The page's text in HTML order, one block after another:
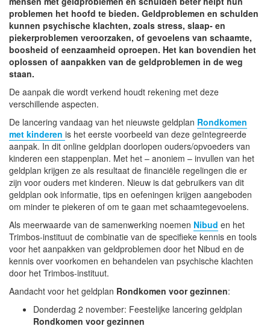
problemen het hoofd te bieden. Geldproblemen en schulden
kunnen psychische klachten, zoals stress, slaap- en
piekerproblemen veroorzaken, of gevoelens van schaamte,
boosheid of eenzaamheid oproepen. Het kan bovendien het
oplossen of aanpakken van de geldproblemen in de weg
staan.
De aanpak die wordt verkend houdt rekening met deze
verschillende aspecten.
De lancering vandaag van het nieuwste geldplan Rondkomen
met kinderen is het eerste voorbeeld van deze geïntegreerde
aanpak. In dit online geldplan doorlopen ouders/opvoeders van
kinderen een stappenplan. Met het – anoniem – invullen van het
geldplan krijgen ze als resultaat de financiële regelingen die er
zijn voor ouders met kinderen. Nieuw is dat gebruikers van dit
geldplan ook informatie, tips en oefeningen krijgen aangeboden
om minder te piekeren of om te gaan met schaamtegevoelens.
Als meerwaarde van de samenwerking noemen Nibud en het
Trimbos-instituut de combinatie van de specifieke kennis en tools
voor het aanpakken van geldproblemen door het Nibud en de
kennis over voorkomen en behandelen van psychische klachten
door het Trimbos-instituut.
Aandacht voor het geldplan Rondkomen voor gezinnen:
Donderdag 2 november: Feestelijke lancering geldplan
Rondkomen voor gezinnen